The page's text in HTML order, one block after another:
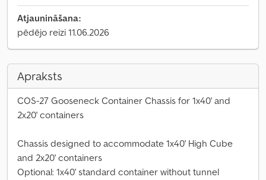
Atjaunināšana:
pēdējo reizi 11.06.2026
Apraksts
COS-27 Gooseneck Container Chassis for 1x40' and
2x20' containers
Chassis designed to accommodate 1x40' High Cube
and 2x20' containers
Optional: 1x40' standard container without tunnel